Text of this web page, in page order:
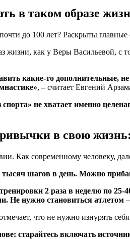
в таком образе
как у Веры Васильевой, с
какие-то дополнительные,
, – считает Евгений
не хватает именно
в свою
Как современному человеку,
тысяч шагов в день. Можно
2 раза в неделю по
Не нужно становиться атлетом
что не нужно изнурять
старайтесь включать